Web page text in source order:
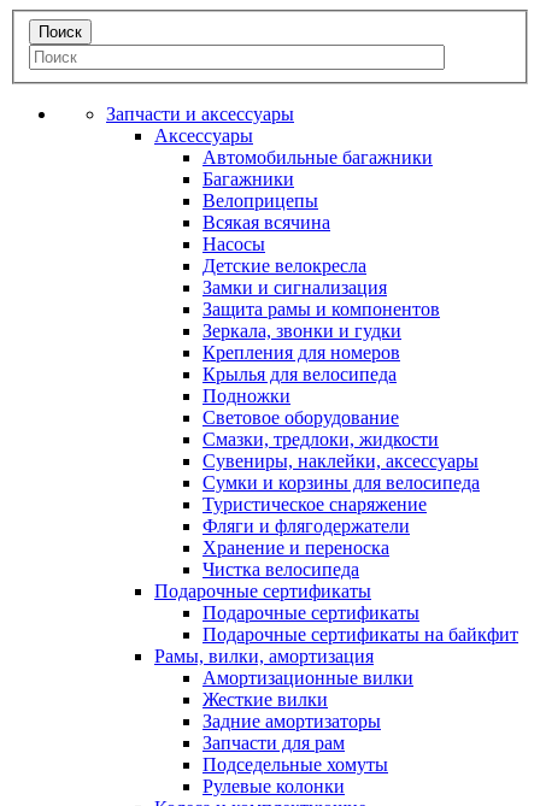
Запчасти и аксессуары
Аксессуары
Автомобильные багажники
Багажники
Велоприцепы
Всякая всячина
Насосы
Детские велокресла
Замки и сигнализация
Защита рамы и компонентов
Зеркала, звонки и гудки
Крепления для номеров
Крылья для велосипеда
Подножки
Световое оборудование
Смазки, тредлоки, жидкости
Сувениры, наклейки, аксессуары
Сумки и корзины для велосипеда
Туристическое снаряжение
Фляги и флягодержатели
Хранение и переноска
Чистка велосипеда
Подарочные сертификаты
Подарочные сертификаты
Подарочные сертификаты на байкфит
Рамы, вилки, амортизация
Амортизационные вилки
Жесткие вилки
Задние амортизаторы
Запчасти для рам
Подседельные хомуты
Рулевые колонки